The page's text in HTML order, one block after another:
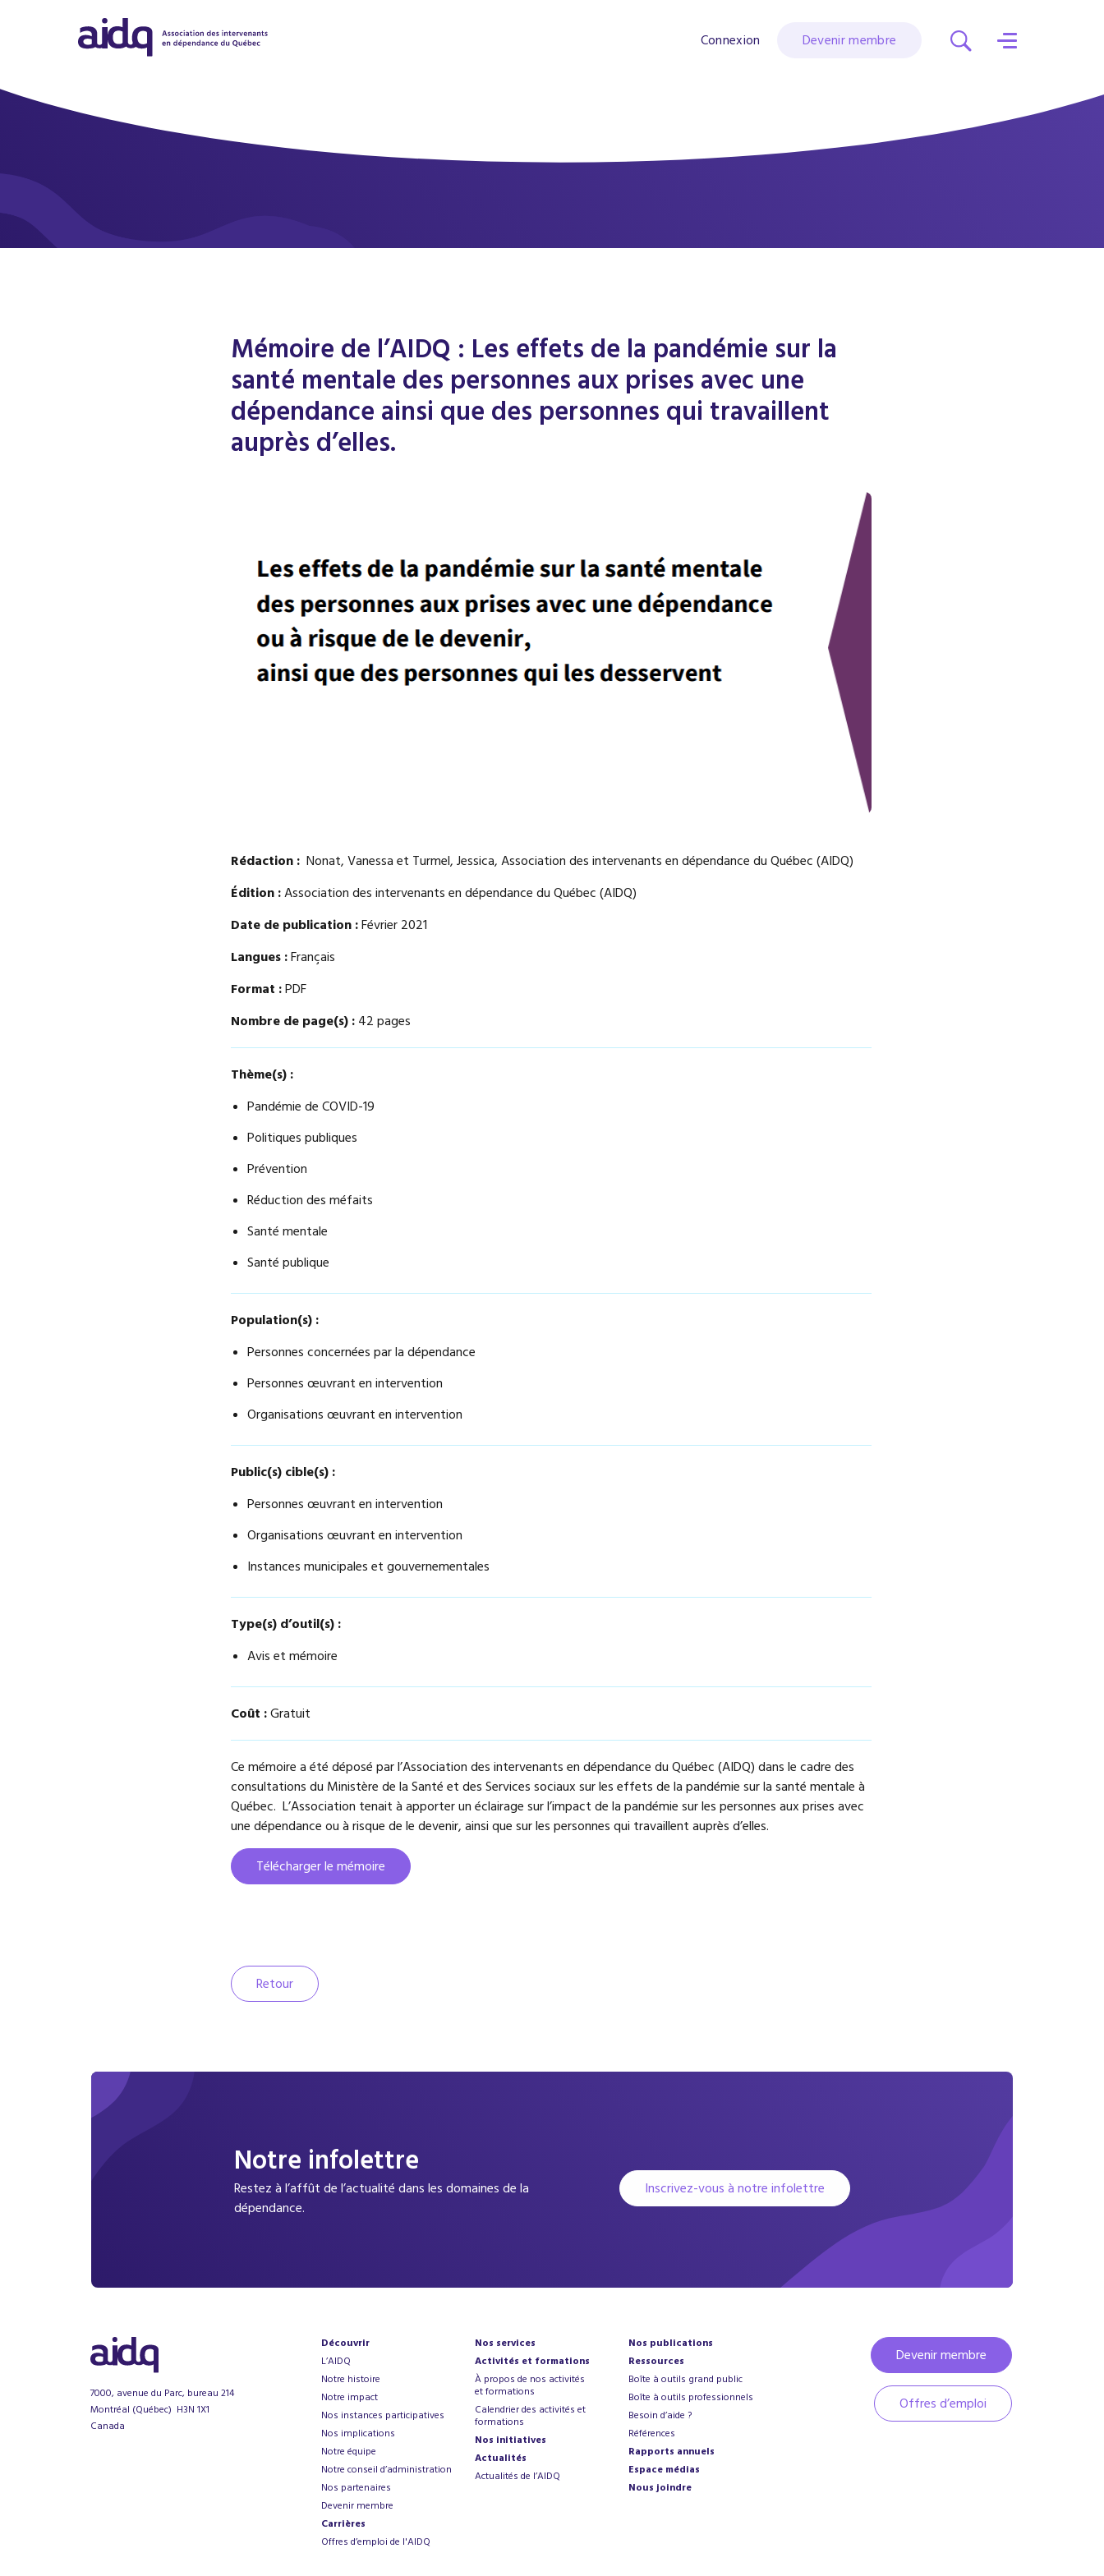
Devenir membre
Connexion
Mémoire de l’AIDQ : Les effets de la pandémie sur la
santé mentale des personnes aux prises avec une
dépendance ainsi que des personnes qui travaillent
auprès d’elles.
Rédaction : Nonat, Vanessa et Turmel, Jessica, Association des intervenants en dépendance du Québec (AIDQ)
Édition :Association des intervenants en dépendance du Québec (AIDQ)
Date de publication :Février 2021
Langues :Français
Format :PDF
Nombre de page(s) : 42 pages
Thème(s) :
Pandémie de COVID-19
Politiques publiques
Prévention
Réduction des méfaits
Santé mentale
Santé publique
Population(s) :
Personnes concernées par la dépendance
Personnes œuvrant en intervention
Organisations œuvrant en intervention
Public(s) cible(s) :
Personnes œuvrant en intervention
Organisations œuvrant en intervention
Instances municipales et gouvernementales
Type(s) d’outil(s) :
Avis et mémoire
Coût :Gratuit
Ce mémoire a été déposé par l’Association des intervenants en dépendance du Québec (AIDQ) dans le cadre des
consultations du Ministère de la Santé et des Services sociaux sur les effets de la pandémie sur la santé mentale à
Québec. L’Association tenait à apporter un éclairage sur l’impact de la pandémie sur les personnes aux prises avec
une dépendance ou à risque de le devenir, ainsi que sur les personnes qui travaillent auprès d’elles.
Télécharger le mémoire
Retour
Notre infolettre
Restez à l’affût de l’actualité dans les domaines de la
dépendance.
Inscrivez-vous à notre infolettre
7000, avenue du Parc, bureau 214
Montréal (Québec) H3N 1X1
Canada
Découvrir
L’AIDQ
Notre histoire
Notre impact
Nos instances participatives
Nos implications
Notre équipe
Notre conseil d’administration
Nos partenaires
Devenir membre
Carrières
Offres d’emploi de l'AIDQ
Nos services
Activités et formations
À propos de nos activités
et formations
Calendrier des activités et
formations
Nos initiatives
Actualités
Actualités de l’AIDQ
Nos publications
Ressources
Boîte à outils grand public
Boîte à outils professionnels
Besoin d’aide ?
Références
Rapports annuels
Espace médias
Nous joindre
Devenir membre
Offres d’emploi